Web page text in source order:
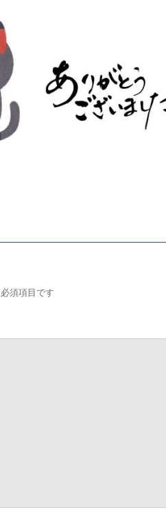
須項目です